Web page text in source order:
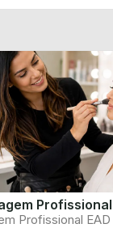
Profissional
Profissional